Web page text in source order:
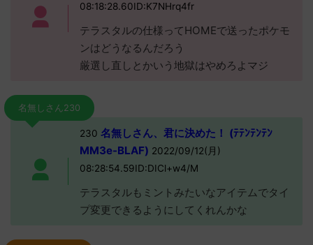
08:18:28.60ID:K7NHrq4fr
テラスタルの仕様ってHOMEで送ったポケモ
ンはどうなるんだろう
厳選し直しとかいう地獄はやめろよマジ
名無しさん230
230 名無しさん、君に決めた！ (ﾃﾃﾝﾃﾝﾃﾝ
MM3e-BLAF) 2022/09/12(月)
08:28:54.59ID:DICl+w4/M
テラスタルもミントみたいなアイテムでタイ
プ変更できるようにしてくれんかな